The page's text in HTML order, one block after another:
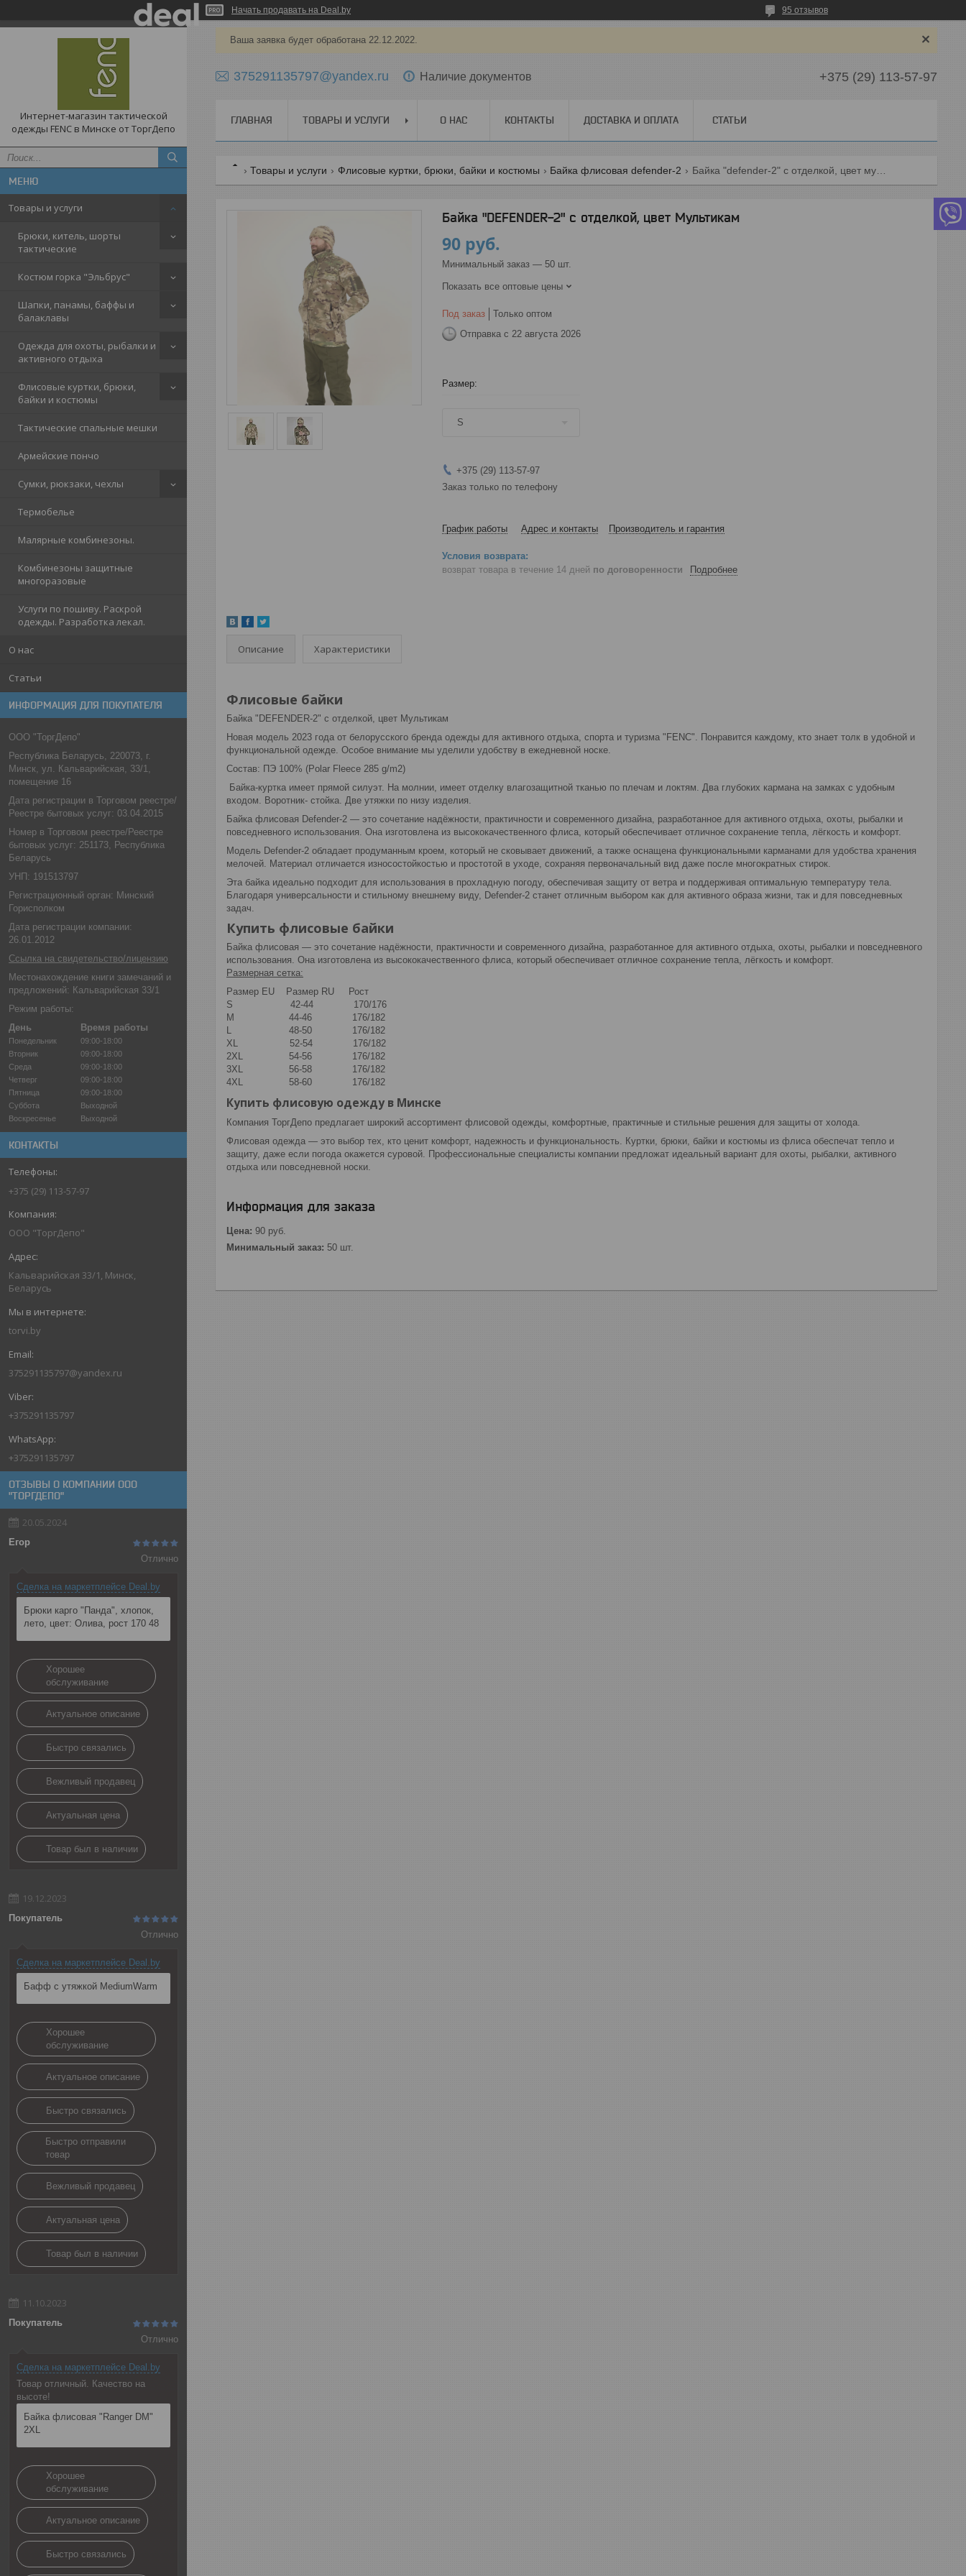
Начать продавать на Deal.by 95 отзывов
Интернет-магазин тактической
одежды FENC в Минске от ТоргДепо
Товары и услуги
Брюки, китель, шорты
тактические
Костюм горка "Эльбрус"
Шапки, панамы, баффы и
балаклавы
Одежда для охоты, рыбалки и
активного отдыха
Флисовые куртки, брюки,
байки и костюмы
Тактические спальные мешки
Армейские пончо
Сумки, рюкзаки, чехлы
Термобелье
Малярные комбинезоны.
Комбинезоны защитные
многоразовые
Услуги по пошиву. Раскрой
одежды. Разработка лекал.
О нас
Статьи
ИНФОРМАЦИЯ ДЛЯ ПОКУПАТЕЛЯ
ООО "ТоргДепо"
Республика Беларусь, 220073, г.
Минск, ул. Кальварийская, 33/1,
помещение 16
Дата регистрации в Торговом реестре/
Реестре бытовых услуг: 03.04.2015
Номер в Торговом реестре/Реестре
бытовых услуг: 251173, Республика
Беларусь
УНП: 191513797
Регистрационный орган: Минский
Горисполком
Дата регистрации компании:
26.01.2012
Ссылка на свидетельство/лицензию
Местонахождение книги замечаний и
предложений: Кальварийская 33/1
Режим работы:
День
Время работы
Понедельник
09:00-18:00
Вторник
09:00-18:00
Среда
09:00-18:00
Четверг
09:00-18:00
Пятница
09:00-18:00
Суббота
Выходной
Воскресенье
Выходной
КОНТАКТЫ
+375 (29) 113-57-97
OOO "ТоргДепо"
Кальварийская 33/1, Минск,
Беларусь
torvi.by
375291135797@yandex.ru
+375291135797
+375291135797
ОТЗЫВЫ О КОМПАНИИ OOO
"ТОРГДЕПО"
20.05.2024
Егор
Отлично
Сделка на маркетплейсе Deal.by
Брюки карго "Панда", хлопок,
лето, цвет: Олива, рост 170 48
Хорошее
обслуживание
Актуальное описание
Быстро связались
Вежливый продавец
Актуальная цена
Товар был в наличии
19.12.2023
Покупатель
Отлично
Сделка на маркетплейсе Deal.by
Бафф с утяжкой MediumWarm
Хорошее
обслуживание
Актуальное описание
Быстро связались
Быстро отправили
товар
Вежливый продавец
Актуальная цена
Товар был в наличии
11.10.2023
Покупатель
Отлично
Сделка на маркетплейсе Deal.by
Товар отличный. Качество на
высоте!
Байка флисовая "Ranger DM"
2XL
Хорошее
обслуживание
Актуальное описание
Быстро связались
Ваша заявка будет обработана 22.12.2022.
375291135797@yandex.ru Наличие документов +375 (29) 113-57-97
ГЛАВНАЯ ТОВАРЫ И УСЛУГИ О НАС КОНТАКТЫ ДОСТАВКА И ОПЛАТА СТАТЬИ
Товары и услуги Флисовые куртки, брюки, байки и костюмы Байка флисовая defender-2 Байка "defender-2" с отделкой, цвет мультикам
Байка "DEFENDER-2" с отделкой, цвет Мультикам
90 руб.
Минимальный заказ — 50 шт.
Показать все оптовые цены
Под заказ
Только оптом
Отправка с 22 августа 2026
Размер:
S
+375 (29) 113-57-97
Заказ только по телефону
График работы Адрес и контакты Производитель и гарантия
возврат товара в течение 14 дней по договоренности Подробнее
Описание Характеристики
Флисовые байки
Байка "DEFENDER-2" с отделкой, цвет Мультикам
Новая модель 2023 года от белорусского бренда одежды для активного отдыха, спорта и туризма "FENC". Понравится каждому, кто знает толк в удобной и
функциональной одежде. Особое внимание мы уделили удобству в ежедневной носке.
Состав: ПЭ 100% (Polar Fleece 285 g/m2)
Байка-куртка имеет прямой силуэт. На молнии, имеет отделку влагозащитной тканью по плечам и локтям. Два глубоких кармана на замках с удобным
входом. Воротник- стойка. Две утяжки по низу изделия.
Байка флисовая Defender-2 — это сочетание надёжности, практичности и современного дизайна, разработанное для активного отдыха, охоты, рыбалки и
повседневного использования. Она изготовлена из высококачественного флиса, который обеспечивает отличное сохранение тепла, лёгкость и комфорт.
Модель Defender-2 обладает продуманным кроем, который не сковывает движений, а также оснащена функциональными карманами для удобства хранения
мелочей. Материал отличается износостойкостью и простотой в уходе, сохраняя первоначальный вид даже после многократных стирок.
Эта байка идеально подходит для использования в прохладную погоду, обеспечивая защиту от ветра и поддерживая оптимальную температуру тела.
Благодаря универсальности и стильному внешнему виду, Defender-2 станет отличным выбором как для активного образа жизни, так и для повседневных
задач.
Купить флисовые байки
Байка флисовая — это сочетание надёжности, практичности и современного дизайна, разработанное для активного отдыха, охоты, рыбалки и повседневного
использования. Она изготовлена из высококачественного флиса, который обеспечивает отличное сохранение тепла, лёгкость и комфорт.
Размерная сетка:
Размер EU Размер RU Рост
S 42-44 170/176
M 44-46 176/182
L 48-50 176/182
XL 52-54 176/182
2XL 54-56 176/182
3XL 56-58 176/182
4XL 58-60 176/182
Купить флисовую одежду в Минске
Компания ТоргДепо предлагает широкий ассортимент флисовой одежды, комфортные, практичные и стильные решения для защиты от холода.
Флисовая одежда — это выбор тех, кто ценит комфорт, надежность и функциональность. Куртки, брюки, байки и костюмы из флиса обеспечат тепло и
защиту, даже если погода окажется суровой. Профессиональные специалисты компании предложат идеальный вариант для охоты, рыбалки, активного
отдыха или повседневной носки.
Информация для заказа
Цена: 90 руб.
Минимальный заказ: 50 шт.